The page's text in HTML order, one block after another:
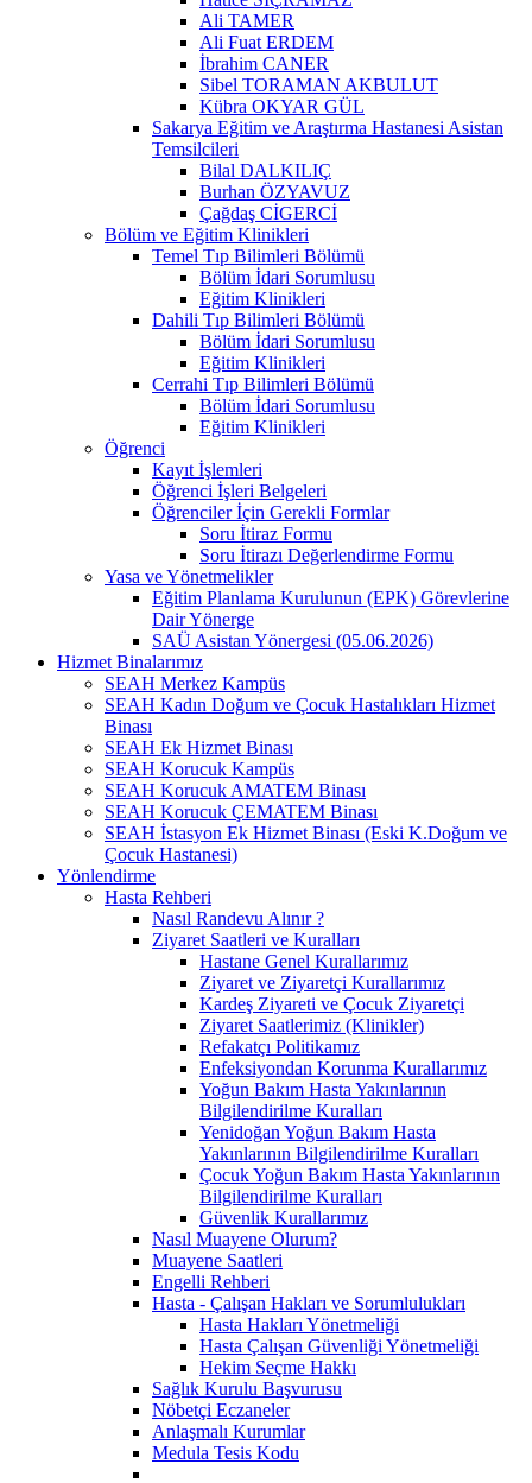
Ali TAMER
Ali Fuat ERDEM
İbrahim CANER
Sibel TORAMAN AKBULUT
Kübra OKYAR GÜL
Sakarya Eğitim ve Araştırma Hastanesi Asistan
Temsilcileri
Bilal DALKILIÇ
Burhan ÖZYAVUZ
Çağdaş CİGERCİ
Bölüm ve Eğitim Klinikleri
Temel Tıp Bilimleri Bölümü
Bölüm İdari Sorumlusu
Eğitim Klinikleri
Dahili Tıp Bilimleri Bölümü
Bölüm İdari Sorumlusu
Eğitim Klinikleri
Cerrahi Tıp Bilimleri Bölümü
Bölüm İdari Sorumlusu
Eğitim Klinikleri
Öğrenci
Kayıt İşlemleri
Öğrenci İşleri Belgeleri
Öğrenciler İçin Gerekli Formlar
Soru İtiraz Formu
Soru İtirazı Değerlendirme Formu
Yasa ve Yönetmelikler
Eğitim Planlama Kurulunun (EPK) Görevlerine
Dair Yönerge
SAÜ Asistan Yönergesi (05.06.2026)
Hizmet Binalarımız
SEAH Merkez Kampüs
SEAH Kadın Doğum ve Çocuk Hastalıkları Hizmet
Binası
SEAH Ek Hizmet Binası
SEAH Korucuk Kampüs
SEAH Korucuk AMATEM Binası
SEAH Korucuk ÇEMATEM Binası
SEAH İstasyon Ek Hizmet Binası (Eski K.Doğum ve
Çocuk Hastanesi)
Yönlendirme
Hasta Rehberi
Nasıl Randevu Alınır ?
Ziyaret Saatleri ve Kuralları
Hastane Genel Kurallarımız
Ziyaret ve Ziyaretçi Kurallarımız
Kardeş Ziyareti ve Çocuk Ziyaretçi
Ziyaret Saatlerimiz (Klinikler)
Refakatçı Politikamız
Enfeksiyondan Korunma Kurallarımız
Yoğun Bakım Hasta Yakınlarının
Bilgilendirilme Kuralları
Yenidoğan Yoğun Bakım Hasta
Yakınlarının Bilgilendirilme Kuralları
Çocuk Yoğun Bakım Hasta Yakınlarının
Bilgilendirilme Kuralları
Güvenlik Kurallarımız
Nasıl Muayene Olurum?
Muayene Saatleri
Engelli Rehberi
Hasta - Çalışan Hakları ve Sorumlulukları
Hasta Hakları Yönetmeliği
Hasta Çalışan Güvenliği Yönetmeliği
Hekim Seçme Hakkı
Sağlık Kurulu Başvurusu
Nöbetçi Eczaneler
Anlaşmalı Kurumlar
Medula Tesis Kodu